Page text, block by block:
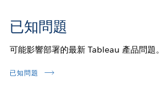
已知問題
可能影響部署的最新 Tableau 產品問題。
已知問題